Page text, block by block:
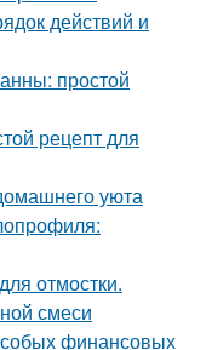
действий и
простой
рецепт для
уюта
отмостки.
смеси
финансовых